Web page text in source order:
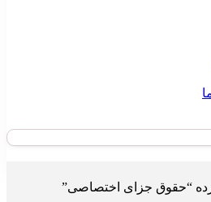
“حقوق جزای اختصاصی”